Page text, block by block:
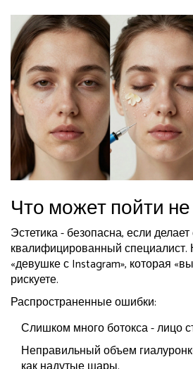
Что может пойти не
Эстетика - безопасна, если
квалифицированный специалист.
«девушке с Instagram», которая
рискуете.
Распространенные ошибки:
Слишком много ботокса - лицо
Неправильный объем